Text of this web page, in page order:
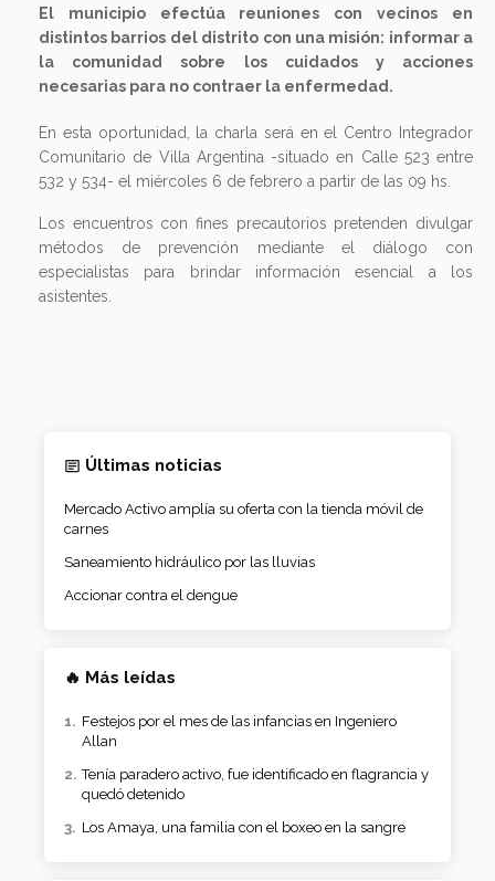
El municipio efectúa reuniones con vecinos en
distintos barrios del distrito con una misión: informar a
la comunidad sobre los cuidados y acciones
necesarias para no contraer la enfermedad.
En esta oportunidad, la charla será en el Centro Integrador
Comunitario de Villa Argentina -situado en Calle 523 entre
532 y 534- el miércoles 6 de febrero a partir de las 09 hs.
Los encuentros con fines precautorios pretenden divulgar
métodos de prevención mediante el diálogo con
especialistas para brindar información esencial a los
asistentes.
Últimas noticias
Mercado Activo amplía su oferta con la tienda móvil de
carnes
Saneamiento hidráulico por las lluvias
Accionar contra el dengue
🔥 Más leídas
Festejos por el mes de las infancias en Ingeniero
Allan
Tenía paradero activo, fue identificado en flagrancia y
quedó detenido
Los Amaya, una familia con el boxeo en la sangre